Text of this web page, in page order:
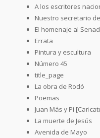
A los escritores
Nuestro secretario
El homenaje al
Errata
Pintura y escultura
Número 45
title_page
La obra de Rodó
Poemas
Juan Más y Pí
La muerte de Jesús
Avenida de Mayo